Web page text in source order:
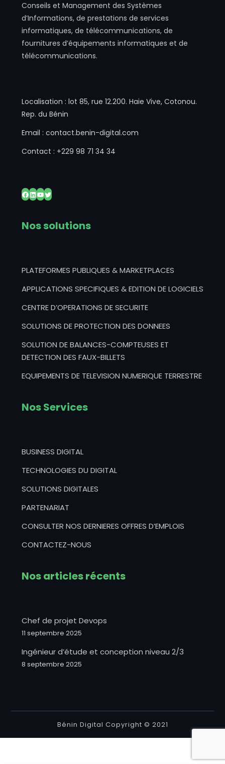
Conseils et Management des Systèmes
d’Informations, de prestations de services
informatiques, de télécommunications, de
fournitures d’équipements informatiques et de
télécommunications.
Localisation : lot 85, rue 12.200. Haie Vive, Cotonou.
Rep. du Bénin
Email : contact.benin-digital.com
Contact : +229 98 71 34 34
Facebook
LinkedIn
YouTube
Twitter
Nos solutions
PLATEFORMES PUBLIQUES & MARKETPLACES
APPLICATIONS SPECIFIQUES & EDITION DE LOGICIELS
CENTRE D’OPERATIONS DE SECURITE
SOLUTIONS DE PROTECTION DES DONNEES
SOLUTION DE BALANCES-COMPTEUSES ET
DETECTION DES FAUX-BILLETS
EQUIPEMENTS DE TELEVISION NUMERIQUE TERRESTRE
Nos Services
BUSINESS DIGITAL
TECHNOLOGIES DU DIGITAL
SOLUTIONS DIGITALES
PARTENARIAT
CONSULTER NOS DERNIERES OFFRES D’EMPLOIS
CONTACTEZ-NOUS
Nos articles récents
Chef de projet Devops
11 septembre 2025
Ingénieur d’étude et conception niveau 2/3
8 septembre 2025
Bénin Digital Copyright © 2021